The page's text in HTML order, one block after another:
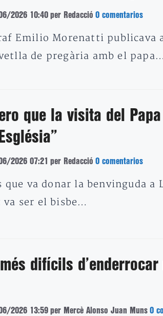
2026 10:40 per Redacció 0 comentarios
Emilio Morenatti publicava
de pregària amb el papa…
que la visita del
2026 07:21 per Redacció 0 comentarios
va donar la benvinguda a
va ser el bisbe…
difícils
2026 13:59 per Mercè Alonso Juan Muns 0